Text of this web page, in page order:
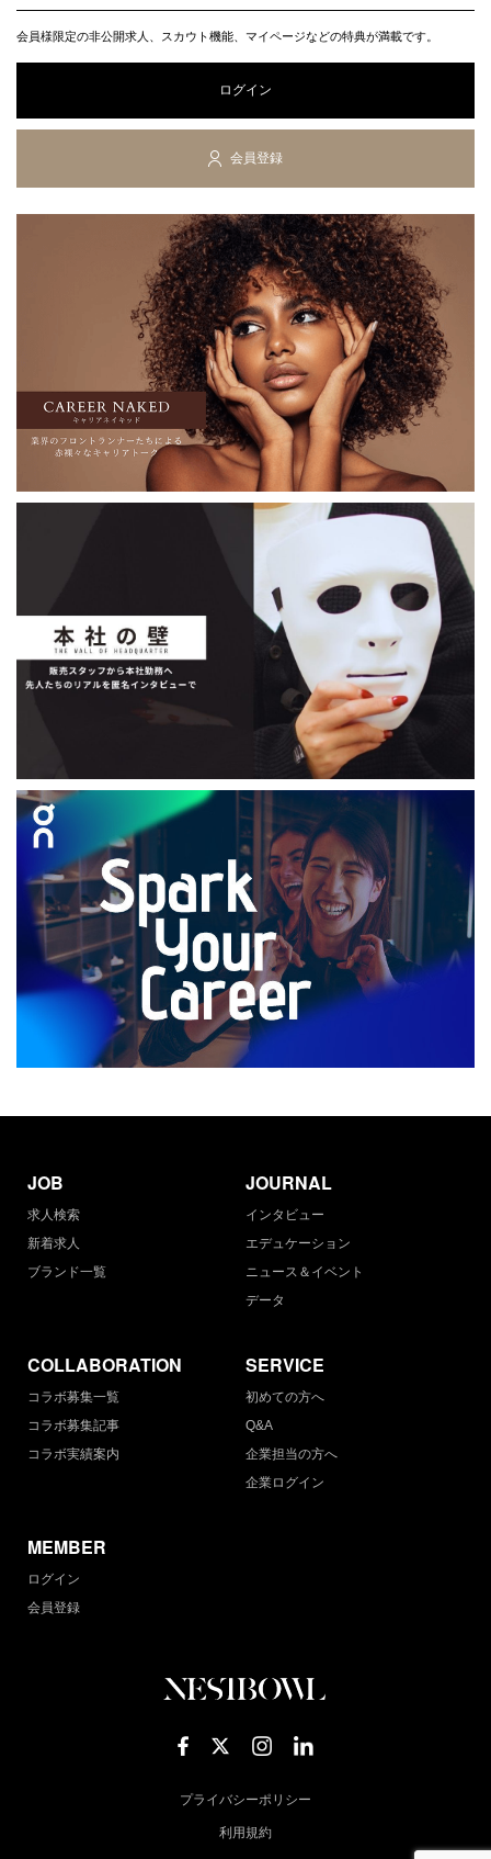
会員様限定の非公開求人、スカウト機能、マイページなどの特典が満載です。
ログイン
会員登録
JOB
求人検索
新着求人
ブランド一覧
JOURNAL
インタビュー
エデュケーション
ニュース＆イベント
データ
COLLABORATION
コラボ募集一覧
コラボ募集記事
コラボ実績案内
SERVICE
初めての方へ
Q&A
企業担当の方へ
企業ログイン
MEMBER
ログイン
会員登録
プライバシーポリシー
利用規約